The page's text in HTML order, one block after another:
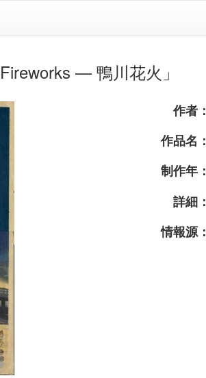
— 鴨川花火」
作者：
作品名：
制作年：
詳細：
情報源：